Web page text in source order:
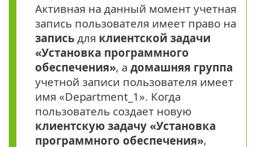
Активная на данный момент учетная
запись пользователя имеет право на
запись для клиентской задачи
«Установка программного
обеспечения», а домашняя группа
учетной записи пользователя имеет
имя «Department_1». Когда
пользователь создает новую
клиентскую задачу «Установка
программного обеспечения»,